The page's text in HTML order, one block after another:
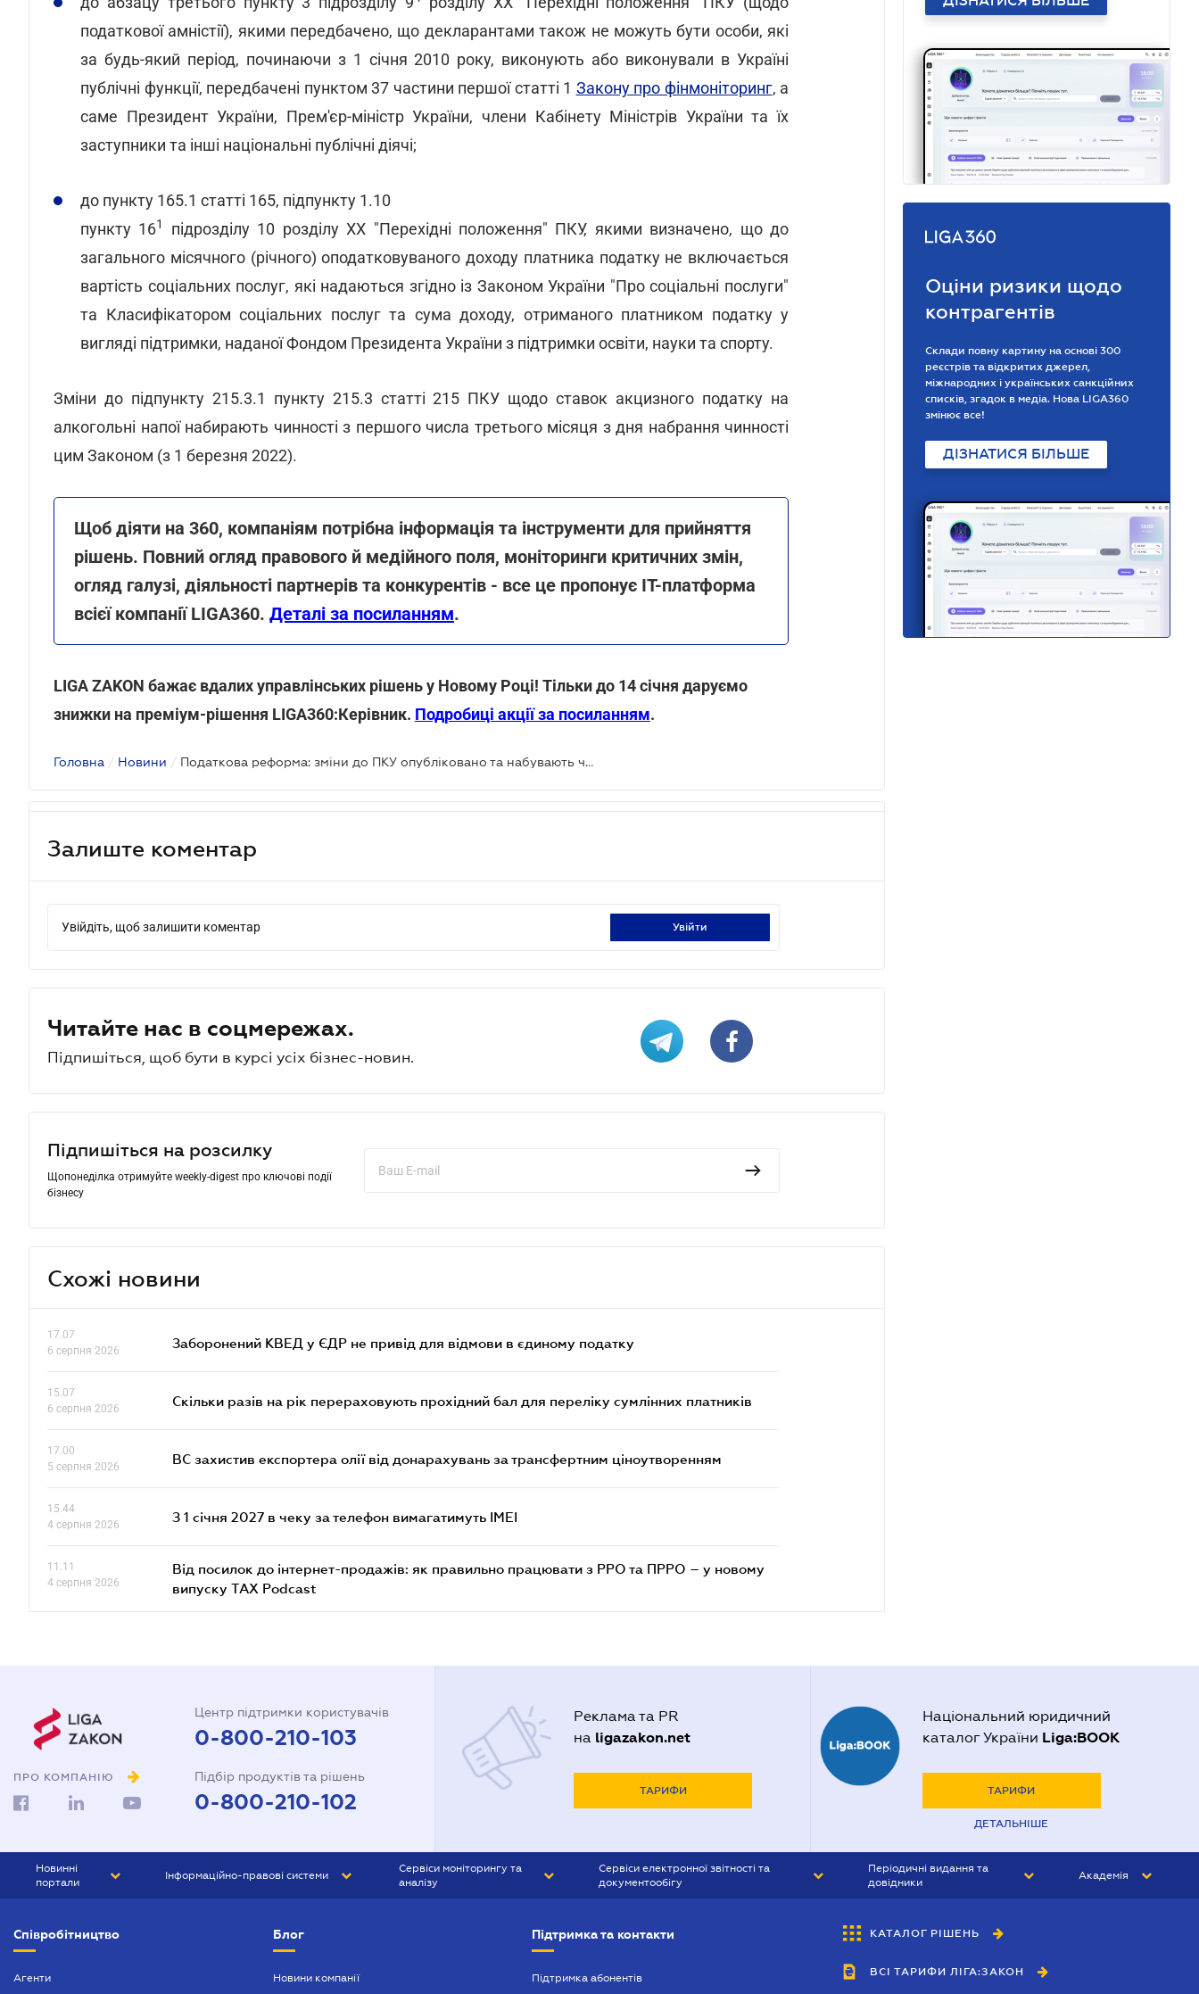
податкової амністії), якими передбачено, що декларантами також не можуть бути особи, які
за будь-який період, починаючи з 1 січня 2010 року, виконують або виконували в Україні
публічні функції, передбачені пунктом 37 частини першої статті 1 Закону про фінмоніторинг, а
саме Президент України, Прем'єр-міністр України, члени Кабінету Міністрів України та їх
заступники та інші національні публічні діячі;
до пункту 165.1 статті 165, підпункту 1.10
пункту 161
підрозділу 10 розділу ХХ "Перехідні положення" ПКУ, якими визначено, що до
загального місячного (річного) оподатковуваного доходу платника податку не включається
вартість соціальних послуг, які надаються згідно із Законом України "Про соціальні послуги"
та Класифікатором соціальних послуг та сума доходу, отриманого платником податку у
вигляді підтримки, наданої Фондом Президента України з підтримки освіти, науки та спорту.
Зміни до підпункту 215.3.1 пункту 215.3 статті 215 ПКУ щодо ставок акцизного податку на
алкогольні напої набирають чинності з першого числа третього місяця з дня набрання чинності
цим Законом (з 1 березня 2022).
Щоб діяти на 360, компаніям потрібна інформація та інструменти для прийняття
рішень. Повний огляд правового й медійного поля, моніторинги критичних змін,
огляд галузі, діяльності партнерів та конкурентів - все це пропонує IT-платформа
всієї компанії LIGA360. Деталі за посиланням.
LIGA ZAKON бажає вдалих управлінських рішень у Новому Році! Тільки до 14 січня даруємо
знижки на преміум-рішення LIGA360:Керівник. Подробиці акції за посиланням.
Головна / Новини / Податкова реформа: зміни до ПКУ опубліковано та набувають чинності з 1 січня 2022
Залиште коментар
Увійдіть, щоб залишити коментар увійти
Читайте нас в соцмережах.
Підпишіться, щоб бути в курсі усіх бізнес-новин.
Підпишіться на розсилку
Щопонеділка отримуйте weekly-digest про ключові події
бізнесу
Схожі новини
17.07
6 серпня 2026
Заборонений КВЕД у ЄДР не привід для відмови в єдиному податку
15.07
6 серпня 2026
Скільки разів на рік перераховують прохідний бал для переліку сумлінних платників
17.00
5 серпня 2026
ВС захистив експортера олії від донарахувань за трансфертним ціноутворенням
15.44
4 серпня 2026
З 1 січня 2027 в чеку за телефон вимагатимуть IMEI
11.11
4 серпня 2026
Від посилок до інтернет-продажів: як правильно працювати з РРО та ПРРО – у новому
випуску TAX Podcast
Оціни ризики щодо
контрагентів
Склади повну картину на основі 300
реєстрів та відкритих джерел,
міжнародних і українських санкційних
списків, згадок в медіа. Нова LIGA360
змінює все!
ДІЗНАТИСЯ БІЛЬШЕ
ПРО КОМПАНІЮ
Центр підтримки користувачів
0-800-210-103
Підбір продуктів та рішень
0-800-210-102
Реклама та PR
на ligazakon.net
ТАРИФИ
Національний юридичний
каталог України Liga:BOOK
ТАРИФИ
ДЕТАЛЬНІШЕ
Новинні
портали
БІЗНЕС
Інформаційно-правові системи
Сервіси моніторингу та
аналізу
Сервіси електронної звітності та
документообігу
Періодичні видання та
довідники
БУХГАЛТЕР&ЗАКОН
ВІСНИК МСФЗ
Академія
Співробітництво
Агенти
Блог
Новини компанії
Підтримка та контакти
Підтримка абонентів
КАТАЛОГ РІШЕНЬ
ВСІ ТАРИФИ ЛІГА:ЗАКОН